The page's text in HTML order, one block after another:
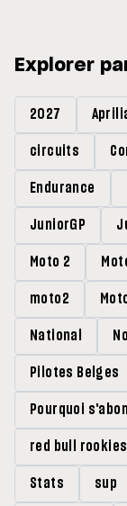
Explorer
2027
circuits
Endurance
JuniorGP
Moto 2
moto2
National
Pilotes Belges
Pourquoi
red bull
Stats sup